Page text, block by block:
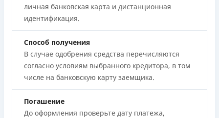
личная банковская карта и дистанционная
идентификация.
Способ получения
В случае одобрения средства перечисляются
согласно условиям выбранного кредитора, в том
числе на банковскую карту заемщика.
Погашение
До оформления проверьте дату платежа,